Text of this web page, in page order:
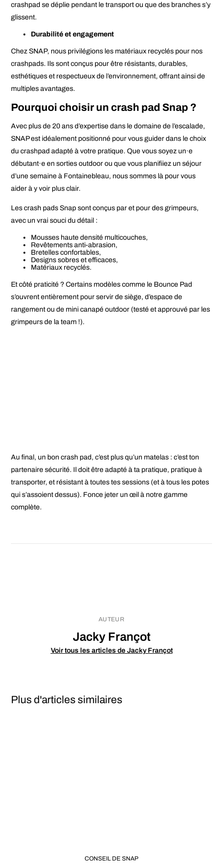
crashpad se déplie pendant le transport ou que des branches s’y
glissent.
Durabilité et engagement
Chez SNAP, nous privilégions les matériaux recyclés pour nos
crashpads. Ils sont conçus pour être résistants, durables,
esthétiques et respectueux de l’environnement, offrant ainsi de
multiples avantages.
Pourquoi choisir un crash pad Snap ?
Avec plus de 20 ans d’expertise dans le domaine de l’escalade,
SNAPest idéalement positionné pour vous guider dans le choix
du crashpad adapté à votre pratique. Que vous soyez un·e
débutant·e en sorties outdoor ou que vous planifiiez un séjour
d’une semaine à Fontainebleau, nous sommes là pour vous
aider à y voir plus clair.
Les crash pads Snap sont conçus par et pour des grimpeurs,
avec un vrai souci du détail :
Mousses haute densité multicouches,
Revêtements anti-abrasion,
Bretelles confortables,
Designs sobres et efficaces,
Matériaux recyclés.
Et côté praticité ? Certains modèles comme le Bounce Pad
s’ouvrent entièrement pour servir de siège, d’espace de
rangement ou de mini canapé outdoor (testé et approuvé par les
grimpeurs de la team !).
Au final, un bon crash pad, c’est plus qu’un matelas : c’est ton
partenaire sécurité. Il doit être adapté à ta pratique, pratique à
transporter, et résistant à toutes tes sessions (et à tous les potes
qui s’assoient dessus). Fonce jeter un œil à notre gamme
complète.
AUTEUR
Jacky Françot
Voir tous les articles de Jacky Françot
Plus d'articles similaires
CONSEIL DE SNAP